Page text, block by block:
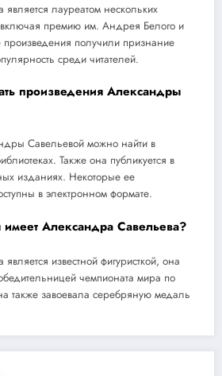
лауреатом нескольких
премию им. Андрея Белого и
получили признание
среди читателей.
произведения Александры
Савельевой можно найти в
Также она публикуется в
изданиях. Некоторые ее
в электронном формате.
Александра Савельева?
известной фигуристкой, она
чемпионата мира по
также завоевала серебряную медаль